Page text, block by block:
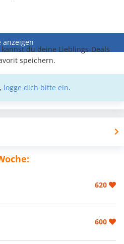
anzeigen
du deine Lieblings-Deals
speichern.
logge dich bitte ein.
620
600